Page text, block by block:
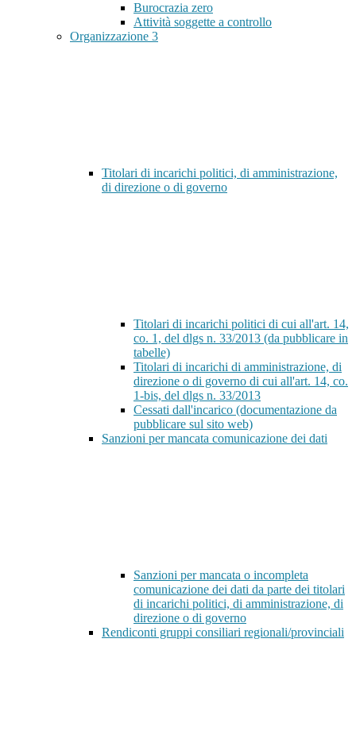
Burocrazia zero
Attività soggette a controllo
Organizzazione 3
Titolari di incarichi politici, di amministrazione,
di direzione o di governo
Titolari di incarichi politici di cui all'art. 14,
co. 1, del dlgs n. 33/2013 (da pubblicare in
tabelle)
Titolari di incarichi di amministrazione, di
direzione o di governo di cui all'art. 14, co.
1-bis, del dlgs n. 33/2013
Cessati dall'incarico (documentazione da
pubblicare sul sito web)
Sanzioni per mancata comunicazione dei dati
Sanzioni per mancata o incompleta
comunicazione dei dati da parte dei titolari
di incarichi politici, di amministrazione, di
direzione o di governo
Rendiconti gruppi consiliari regionali/provinciali